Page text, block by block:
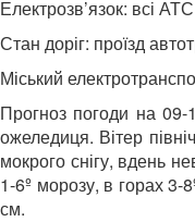
Електрозв’язок: всі
Стан доріг: проїзд
Міський
Прогноз погоди на 09-
ожеледиця. Вітер
мокрого снігу, вдень
1-6º морозу, в горах 3-
см.